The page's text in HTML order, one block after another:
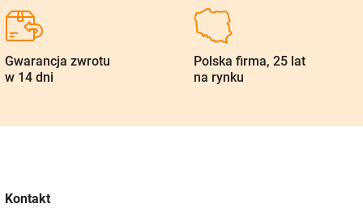
Gwarancja zwrotu
w 14 dni
Polska firma, 25 lat
na rynku
Kontakt